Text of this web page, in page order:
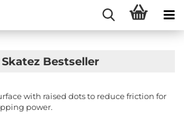
Bestseller
with raised dots to reduce friction for
power.